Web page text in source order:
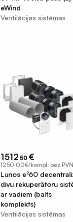
eWind
Ventilācijas sistēmas
€
1512 50
1250.00€/kompl. bez PVN
Lunos e²60
divu rekuperātoru
ar vadiem (balts
komplekts)
Ventilācijas sistēmas